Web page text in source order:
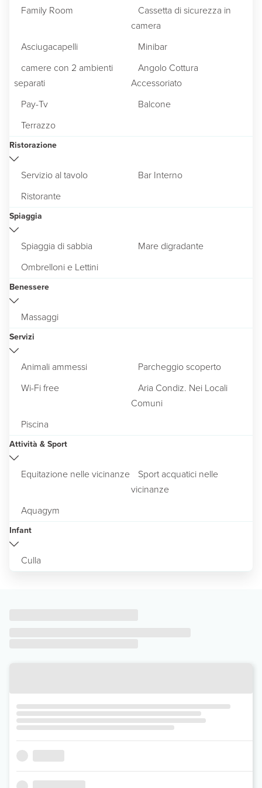
Family Room
Cassetta di sicurezza in
camera
Asciugacapelli
Minibar
camere con 2 ambienti
separati
Angolo Cottura
Accessoriato
Pay-Tv
Balcone
Terrazzo
Ristorazione
Servizio al tavolo
Bar Interno
Ristorante
Spiaggia
Spiaggia di sabbia
Mare digradante
Ombrelloni e Lettini
Benessere
Massaggi
Servizi
Animali ammessi
Parcheggio scoperto
Wi-Fi free
Aria Condiz. Nei Locali
Comuni
Piscina
Attività & Sport
Equitazione nelle vicinanze
Sport acquatici nelle
vicinanze
Aquagym
Infant
Culla